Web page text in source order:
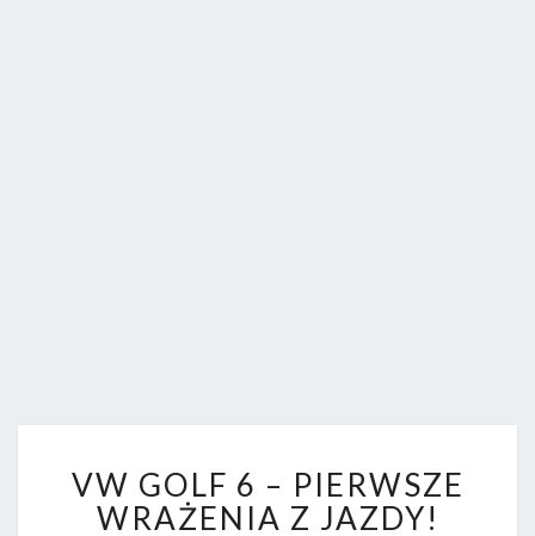
W
G
VW GOLF 6 – PIERWSZE
WRAŻENIA Z JAZDY!